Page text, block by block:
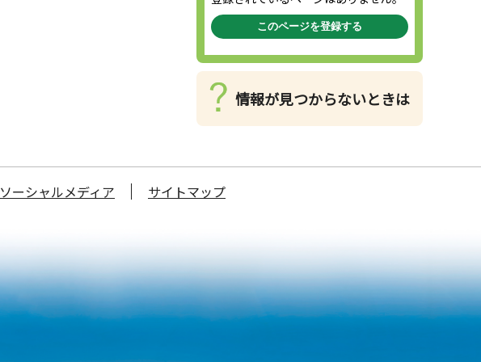
このページを登録する
情報が見つからないときは
ソーシャルメディア サイトマップ